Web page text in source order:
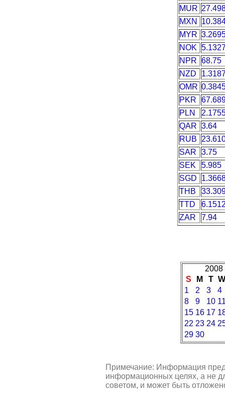
MUR
MXN
MYR
NOK
NPR
68.75
NZD
OMR
PKR
PLN
QAR
3.64
RUB
SAR
3.75
SEK
5.985
SGD
THB
TTD
ZAR
7.94
2008
S
M T
1
2 3
4
8
9 10
15 16 17
22 23 24
29 30
Примечание: Информация
информационных целях, а не
советом, и может быть